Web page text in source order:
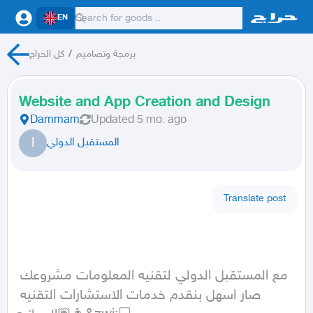
EN
كل الحراج / برمجة وتصاميم
Website and App Creation and Design
Dammam Updated 5 mo. ago
ا المستقبل الدولي
Translate post